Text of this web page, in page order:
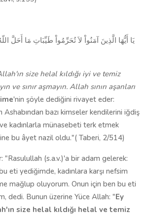
يَا أَيُّهَا الَّذِينَ آمَنُواْ لاَ تُحَرِّمُواْ طَيِّبَاتِ مَا أَحَلَّ
size helal kıldığı iyi ve temiz
ve sınır aşmayın. Allah sınırı aşanları
'nin şöyle dediğini rivayet eder:
bazı kimseler kendilerini iğdiş
kadınlarla münasebeti terk etmek
bu âyet nazil oldu."( Taberi, 2/514)
"Rasulullah (s.a.v.)'a bir adam gelerek:
eti yediğimde, kadınlara karşı nefsim
mağlup oluyorum. Onun için ben bu eti
dedi. Bunun üzerine Yüce Allah: "Ey
size helal kıldığı helal ve temiz